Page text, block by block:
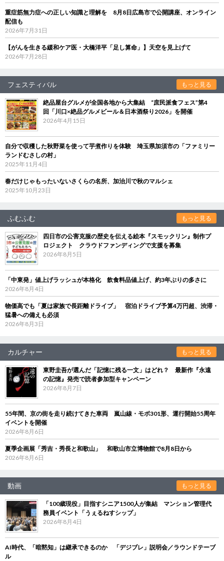
重症筋無力症への正しい知識と理解を 8月8日広島市で公開講座、オンライン
配信も
2026年7月31日
【がんを生きる緩和ケア医・大橋洋平「足し算命」】天空を見上げて
2026年7月28日
フェスティバル もっと見る
絶品屋台グルメが全国各地から大集結 “庶民派食フェス”第4
回「川口×絶品グルメビール＆日本酒祭り2026」を開催
2026年4月15日
自分で収穫した秋野菜を使って芋煮作りを体験 埼玉県加須市の「ファミリー
ランドむさしの村」
2025年11月4日
春だけじゃもったいないさくらの名所、加治川で秋のマルシェ
2025年10月23日
ふむふむ もっと見る
四日市の公害克服の歴史を伝える絵本『スモックリン』制作プ
ロジェクト クラウドファンディングで支援を募集
2026年8月5日
「中東発」値上げラッシュが本格化 飲食料品値上げ、約3年ぶりの多さに
2026年8月4日
物価高でも「夏は家族で長距離ドライブ」 宿泊ドライブ予算4万円超、渋滞・
猛暑への備えも必須
2026年8月3日
カルチャー もっと見る
東野圭吾が選んだ「記憶に残る一文」はどれ？ 最新作『永遠
の記憶』発売で読者参加型キャンペーン
2026年8月7日
55年間、京の街を走り続けてきた車両 嵐山線・モボ301形、運行開始55周年
イベントを開催
2026年8月6日
夏季企画展「秀吉・秀長と和歌山」 和歌山市立博物館で8月8日から
2026年8月6日
動画 もっと見る
「100歳現役」目指すシニア1500人が集結 マンション管理代
務員イベント「うぇるねすシップ」
2026年8月4日
AI時代、「暗黙知」は継承できるのか 「デジブレ」説明会／ラウンドテーブ
ル